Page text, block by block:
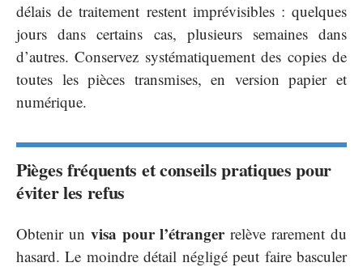
délais de traitement restent imprévisibles : quelques
jours dans certains cas, plusieurs semaines dans
d’autres. Conservez systématiquement des copies de
toutes les pièces transmises, en version papier et
numérique.
Pièges fréquents et conseils pratiques pour
éviter les refus
Obtenir un visa pour l’étrangerrelève rarement du
hasard. Le moindre détail négligé peut faire basculer